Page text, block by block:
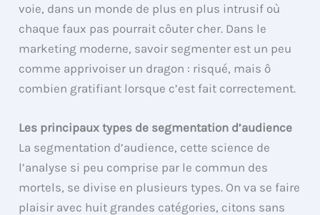
voie, dans un monde de plus en plus intrusif où
chaque faux pas pourrait côuter cher. Dans le
marketing moderne, savoir segmenter est un peu
comme apprivoiser un dragon : risqué, mais ô
combien gratifiant lorsque c’est fait correctement.
Les principaux types de segmentation d’audience
La segmentation d’audience, cette science de
l’analyse si peu comprise par le commun des
mortels, se divise en plusieurs types. On va se faire
plaisir avec huit grandes catégories, citons sans